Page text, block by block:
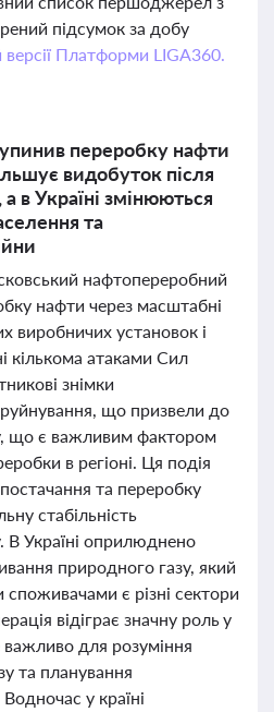
підсумок за добу
версії Платформи LIGA360.
переробку нафти
видобуток після
в Україні змінюються
та
нафтопереробний
нафти через масштабні
установок і
кількома атаками Сил
знімки
що призвели до
що є важливим фактором
в регіоні. Ця подія
та переробку
стабільність
В Україні оприлюднено
природного газу, який
є різні сектори
відіграє значну роль у
для розуміння
та планування
у країні